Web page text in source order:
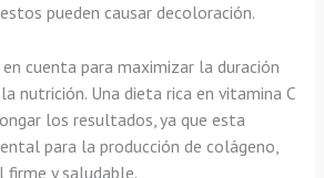
pueden causar decoloración.
cuenta para maximizar la duración
nutrición. Una dieta rica en vitamina C
los resultados, ya que esta
para la producción de colágeno,
y saludable.